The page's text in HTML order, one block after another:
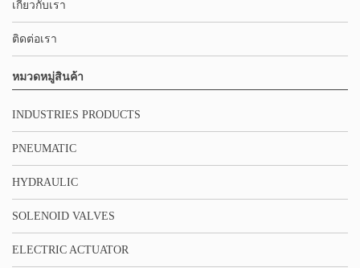
เกี่ยวกับเรา
ติดต่อเรา
หมวดหมู่สินค้า
INDUSTRIES PRODUCTS
PNEUMATIC
HYDRAULIC
SOLENOID VALVES
ELECTRIC ACTUATOR